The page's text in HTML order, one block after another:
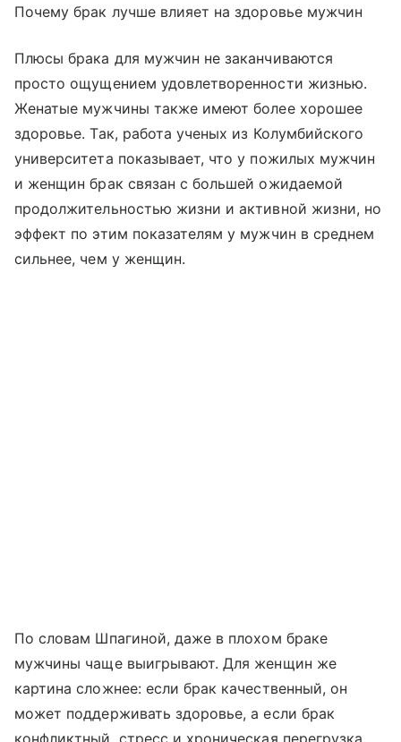
Почему брак лучше влияет на здоровье мужчин
Плюсы брака для мужчин не заканчиваются
просто ощущением удовлетворенности жизнью.
Женатые мужчины также имеют более хорошее
здоровье. Так, работа ученых из Колумбийского
университета показывает, что у пожилых мужчин
и женщин брак связан с большей ожидаемой
продолжительностью жизни и активной жизни, но
эффект по этим показателям у мужчин в среднем
сильнее, чем у женщин.
По словам Шпагиной, даже в плохом браке
мужчины чаще выигрывают. Для женщин же
картина сложнее: если брак качественный, он
может поддерживать здоровье, а если брак
конфликтный, стресс и хроническая перегрузка